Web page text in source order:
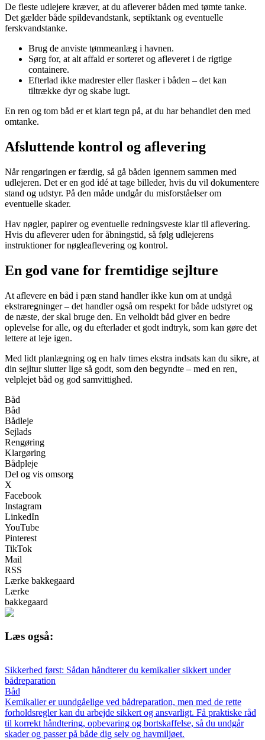
De fleste udlejere kræver, at du afleverer båden med tømte tanke.
Det gælder både spildevandstank, septiktank og eventuelle
ferskvandstanke.
Brug de anviste tømmeanlæg i havnen.
Sørg for, at alt affald er sorteret og afleveret i de rigtige
containere.
Efterlad ikke madrester eller flasker i båden – det kan
tiltrække dyr og skabe lugt.
En ren og tom båd er et klart tegn på, at du har behandlet den med
omtanke.
Afsluttende kontrol og aflevering
Når rengøringen er færdig, så gå båden igennem sammen med
udlejeren. Det er en god idé at tage billeder, hvis du vil dokumentere
stand og udstyr. På den måde undgår du misforståelser om
eventuelle skader.
Hav nøgler, papirer og eventuelle redningsveste klar til aflevering.
Hvis du afleverer uden for åbningstid, så følg udlejerens
instruktioner for nøgleaflevering og kontrol.
En god vane for fremtidige sejlture
At aflevere en båd i pæn stand handler ikke kun om at undgå
ekstraregninger – det handler også om respekt for både udstyret og
de næste, der skal bruge den. En velholdt båd giver en bedre
oplevelse for alle, og du efterlader et godt indtryk, som kan gøre det
lettere at leje igen.
Med lidt planlægning og en halv times ekstra indsats kan du sikre, at
din sejltur slutter lige så godt, som den begyndte – med en ren,
velplejet båd og god samvittighed.
Båd
Båd
Bådleje
Sejlads
Rengøring
Klargøring
Bådpleje
Del og vis omsorg
X
Facebook
Instagram
LinkedIn
YouTube
Pinterest
TikTok
Mail
RSS
Lærke bakkegaard
Lærke
bakkegaard
Læs også:
Sikkerhed først: Sådan håndterer du kemikalier sikkert under
bådreparation
Båd
Kemikalier er uundgåelige ved bådreparation, men med de rette
forholdsregler kan du arbejde sikkert og ansvarligt. Få praktiske råd
til korrekt håndtering, opbevaring og bortskaffelse, så du undgår
skader og passer på både dig selv og havmiljøet.